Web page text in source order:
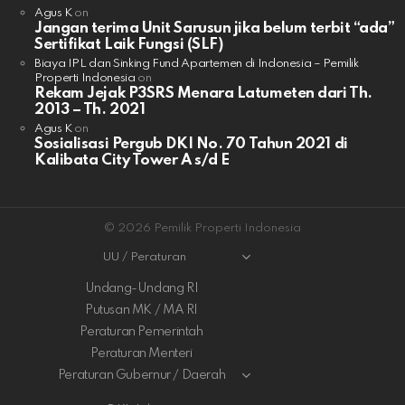
Agus Kon
Jangan terima Unit Sarusun jika belum terbit “ada”
Sertifikat Laik Fungsi (SLF)
Biaya IPL dan Sinking Fund Apartemen di Indonesia – Pemilik
Properti Indonesia on
Rekam Jejak P3SRS Menara Latumeten dari Th.
2013 – Th. 2021
Agus Kon
Sosialisasi Pergub DKI No. 70 Tahun 2021 di
Kalibata City Tower A s/d E
© 2026 Pemilik Properti Indonesia
UU / Peraturan
Undang-Undang RI
Putusan MK / MA RI
Peraturan Pemerintah
Peraturan Menteri
Peraturan Gubernur / Daerah